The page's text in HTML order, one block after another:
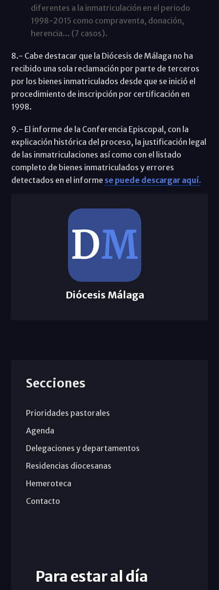
diferentes a la inmatriculación en el periodo
1998-2015 como compraventa, donación,
herencia... (7 casos).
8.- Cabe destacar que la Diócesis de Málaga no ha
recibido una sola reclamación por parte de terceros
por los bienes inmatriculados desde que se inició el
procedimiento de inscripción por certificación en
1998.
9.- El informe de la Conferencia Episcopal, con la
explicación histórica del proceso, la justificación legal
de las inmatriculaciones así como con el listado
completo de bienes inmatriculados y errores
detectados en el informe se puede descargar aquí.
Diócesis Málaga
Secciones
Prioridades pastorales
Agenda
Delegaciones y departamentos
Residencias diocesanas
Hemeroteca
Contacto
Para estar al día